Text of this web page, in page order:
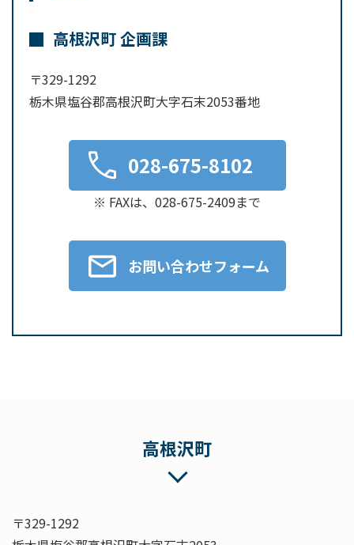
高根沢町 企画課
〒329-1292
栃木県塩谷郡高根沢町大字石末2053番地
028-675-8102
※ FAXは、028-675-2409まで
お問い合わせフォーム
高根沢町
〒329-1292